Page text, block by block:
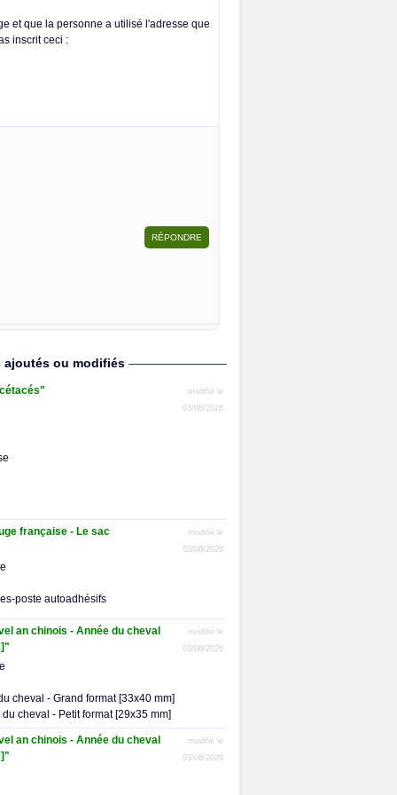
et que la personne a utilisé l'adresse que
inscrit ceci :
ajoutés ou modifiés
modifié le
03/08/2026
française - Le sac
modifié le
03/08/2026
poste autoadhésifs
an chinois - Année du cheval
modifié le
03/08/2026
cheval - Grand format [33x40 mm]
cheval - Petit format [29x35 mm]
an chinois - Année du cheval
modifié le
03/08/2026